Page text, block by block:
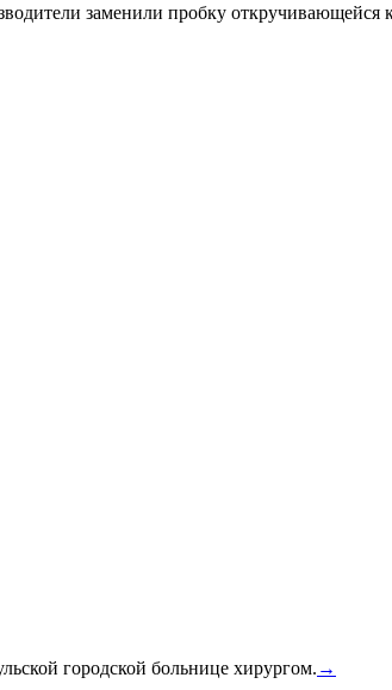
заменили пробку откручивающейся
городской больнице хирургом. →